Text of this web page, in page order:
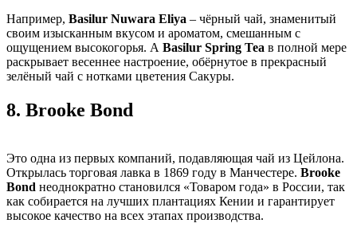
Например, Basilur Nuwara Eliya – чёрный чай, знаменитый
своим изысканным вкусом и ароматом, смешанным с
ощущением высокогорья. А Basilur Spring Tea в полной мере
раскрывает весеннее настроение, обёрнутое в прекрасный
зелёный чай с нотками цветения Сакуры.
8. Brooke Bond
Это одна из первых компаний, подавляющая чай из Цейлона.
Открылась торговая лавка в 1869 году в Манчестере. Brooke
Bond неоднократно становился «Товаром года» в России, так
как собирается на лучших плантациях Кении и гарантирует
высокое качество на всех этапах производства.